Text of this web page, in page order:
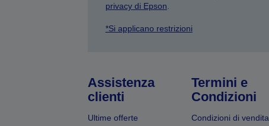
privacy di Epson
*Si applicano restrizioni
Assistenza
clienti
Ultime offerte
Termini e
Condizioni
Condizioni di vendita